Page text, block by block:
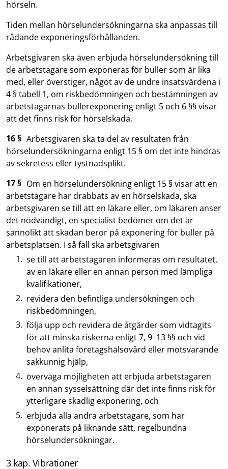
hörseln.
Tiden mellan hörselundersökningarna ska anpassas till
rådande exponeringsförhållanden.
Arbetsgivaren ska även erbjuda hörselundersökning till
de arbetstagare som exponeras för buller som är lika
med, eller överstiger, något av de undre insatsvärdena i
4 § tabell 1, om riskbedömningen och bestämningen av
arbetstagarnas bullerexponering enligt 5 och 6 §§ visar
att det finns risk för hörselskada.
16 § Arbetsgivaren ska ta del av resultaten från
hörselundersökningarna enligt 15 § om det inte hindras
av sekretess eller tystnadsplikt.
17 § Om en hörselundersökning enligt 15 § visar att en
arbetstagare har drabbats av en hörselskada, ska
arbetsgivaren se till att en läkare eller, om läkaren anser
det nödvändigt, en specialist bedömer om det är
sannolikt att skadan beror på exponering för buller på
arbetsplatsen. I så fall ska arbetsgivaren
se till att arbetstagaren informeras om resultatet,
av en läkare eller en annan person med lämpliga
kvalifikationer,
revidera den befintliga undersökningen och
riskbedömningen,
följa upp och revidera de åtgärder som vidtagits
för att minska riskerna enligt 7, 9–13 §§ och vid
behov anlita företagshälsovård eller motsvarande
sakkunnig hjälp,
överväga möjligheten att erbjuda arbetstagaren
en annan sysselsättning där det inte finns risk för
ytterligare skadlig exponering, och
erbjuda alla andra arbetstagare, som har
exponerats på liknande sätt, regelbundna
hörselundersökningar.
3 kap. Vibrationer